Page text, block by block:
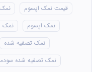
قیمت نمک اپسوم
نمک اپسوم
نمک
نمک تصفیه شده
نمک تصفیه شده